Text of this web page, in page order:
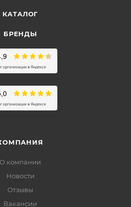
КАТАЛОГ
БРЕНДЫ
О компании
Новости
Отзывы
Вакансии